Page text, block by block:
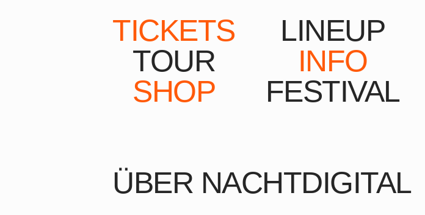
TICKETS
TOUR
SHOP
LINEUP
INFO
FESTIVAL
ÜBER NACHTDIGITAL